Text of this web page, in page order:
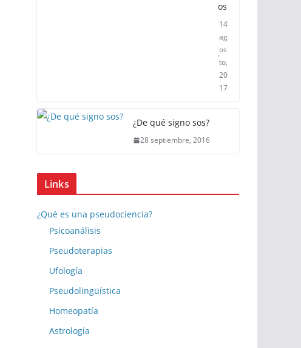
os
14
ag
os
to,
20
17
¿De qué signo sos?
28 septiembre, 2016
Links
¿Qué es una pseudociencia?
Psicoanálisis
Pseudoterapias
Ufología
Pseudolingüística
Homeopatía
Astrología